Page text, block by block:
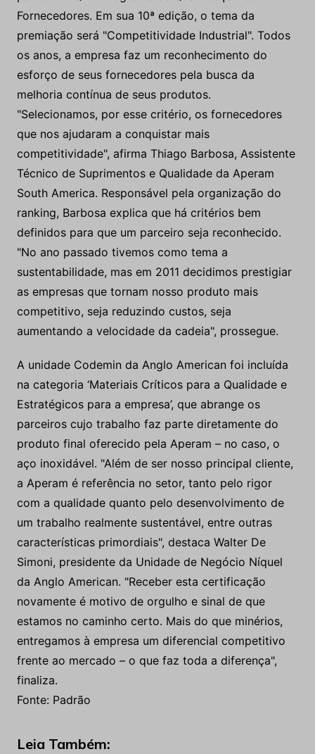
Fornecedores. Em sua 10ª edição, o tema da
premiação será "Competitividade Industrial". Todos
os anos, a empresa faz um reconhecimento do
esforço de seus fornecedores pela busca da
melhoria contínua de seus produtos.
"Selecionamos, por esse critério, os fornecedores
que nos ajudaram a conquistar mais
competitividade", afirma Thiago Barbosa, Assistente
Técnico de Suprimentos e Qualidade da Aperam
South America. Responsável pela organização do
ranking, Barbosa explica que há critérios bem
definidos para que um parceiro seja reconhecido.
"No ano passado tivemos como tema a
sustentabilidade, mas em 2011 decidimos prestigiar
as empresas que tornam nosso produto mais
competitivo, seja reduzindo custos, seja
aumentando a velocidade da cadeia", prossegue.
A unidade Codemin da Anglo American foi incluída
na categoria ‘Materiais Críticos para a Qualidade e
Estratégicos para a empresa’, que abrange os
parceiros cujo trabalho faz parte diretamente do
produto final oferecido pela Aperam – no caso, o
aço inoxidável. "Além de ser nosso principal cliente,
a Aperam é referência no setor, tanto pelo rigor
com a qualidade quanto pelo desenvolvimento de
um trabalho realmente sustentável, entre outras
características primordiais", destaca Walter De
Simoni, presidente da Unidade de Negócio Níquel
da Anglo American. "Receber esta certificação
novamente é motivo de orgulho e sinal de que
estamos no caminho certo. Mais do que minérios,
entregamos à empresa um diferencial competitivo
frente ao mercado – o que faz toda a diferença",
finaliza.
Fonte: Padrão
Leia Também: